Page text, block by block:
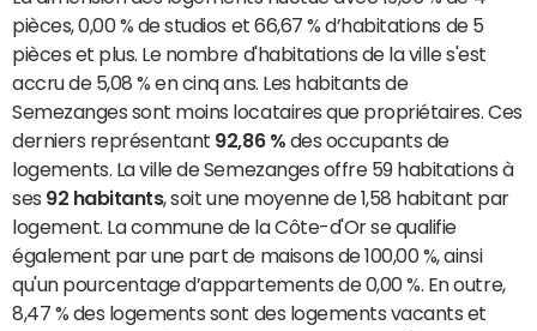
pièces, 0,00 % de studios et 66,67 % d’habitations de 5
pièces et plus. Le nombre d'habitations de la ville s'est
accru de 5,08 % en cinq ans. Les habitants de
Semezanges sont moins locataires que propriétaires. Ces
derniers représentant 92,86 % des occupants de
logements. La ville de Semezanges offre 59 habitations à
ses 92 habitants, soit une moyenne de 1,58 habitant par
logement. La commune de la Côte-d'Or se qualifie
également par une part de maisons de 100,00 %, ainsi
qu'un pourcentage d’appartements de 0,00 %. En outre,
8,47 % des logements sont des logements vacants et